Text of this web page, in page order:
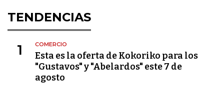
TENDENCIAS
1 COMERCIO
Esta es la oferta de Kokoriko para los
"Gustavos" y "Abelardos" este 7 de
agosto